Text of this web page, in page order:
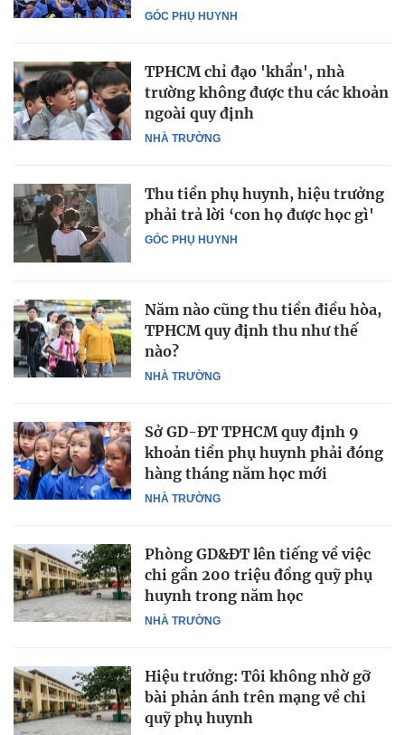
GÓC PHỤ HUYNH
NHÀ TRƯỜNG
TPHCM chỉ đạo 'khẩn', nhà
trường không được thu các khoản
ngoài quy định
GÓC PHỤ HUYNH
Thu tiền phụ huynh, hiệu trưởng
phải trả lời ‘con họ được học gì'
NHÀ TRƯỜNG
Năm nào cũng thu tiền điều hòa,
TPHCM quy định thu như thế
nào?
NHÀ TRƯỜNG
Sở GD-ĐT TPHCM quy định 9
khoản tiền phụ huynh phải đóng
hàng tháng năm học mới
NHÀ TRƯỜNG
Phòng GD&ĐT lên tiếng về việc
chi gần 200 triệu đồng quỹ phụ
huynh trong năm học
Hiệu trưởng: Tôi không nhờ gỡ
bài phản ánh trên mạng về chi
quỹ phụ huynh